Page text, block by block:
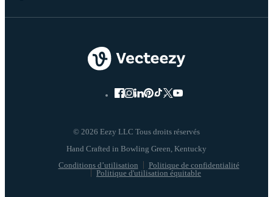
© 2026 Eezy LLC Tous droits réservés
Conditions d’utilisation
Politique de confidentialité
Politique d'utilisation équitable